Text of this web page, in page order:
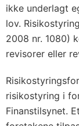
ikke underlagt
lov.
2008 nr. 1080)
revisorer eller
risikostyring i
Finanstilsynet.